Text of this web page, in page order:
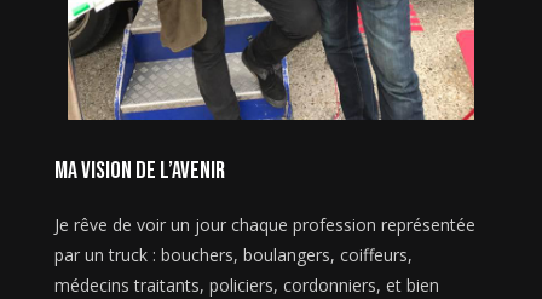
ma vision de l’avenir
Je rêve de voir un jour chaque profession représentée
par un truck : bouchers, boulangers, coiffeurs,
médecins traitants, policiers, cordonniers, et bien